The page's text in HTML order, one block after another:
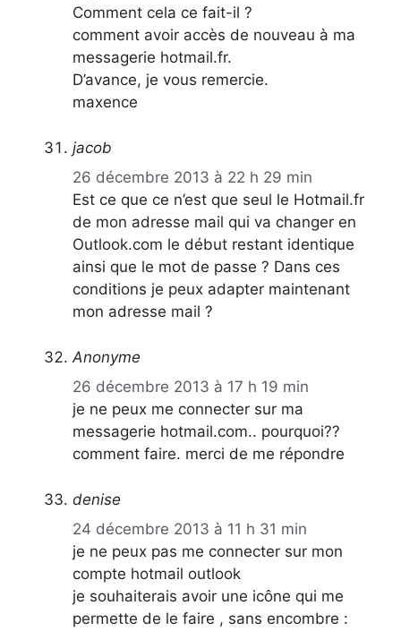
Comment cela ce fait-il ?
comment avoir accès de nouveau à ma
messagerie hotmail.fr.
D’avance, je vous remercie.
maxence
jacob
26 décembre 2013 à 22 h 29 min
Est ce que ce n’est que seul le Hotmail.fr
de mon adresse mail qui va changer en
Outlook.com le début restant identique
ainsi que le mot de passe ? Dans ces
conditions je peux adapter maintenant
mon adresse mail ?
Anonyme
26 décembre 2013 à 17 h 19 min
je ne peux me connecter sur ma
messagerie hotmail.com.. pourquoi??
comment faire. merci de me répondre
denise
24 décembre 2013 à 11 h 31 min
je ne peux pas me connecter sur mon
compte hotmail outlook
je souhaiterais avoir une icône qui me
permette de le faire , sans encombre :